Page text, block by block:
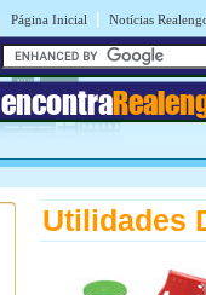
Página Inicial | Notícias
encontra
Utilidades